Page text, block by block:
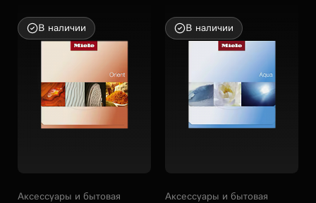
В наличии
Аксессуары и бытовая
В наличии
Аксессуары и бытовая